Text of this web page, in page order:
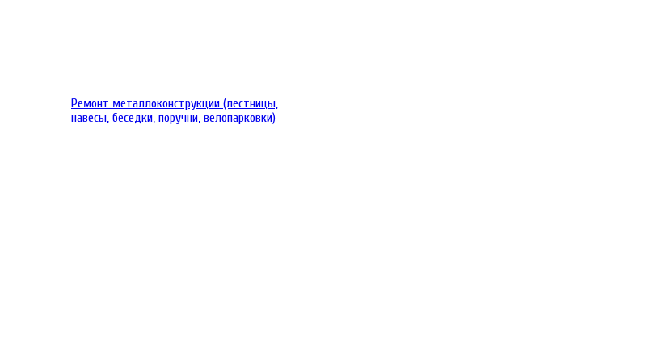
Ремонт металлоконструкции (лестницы,
навесы, беседки, поручни, велопарковки)